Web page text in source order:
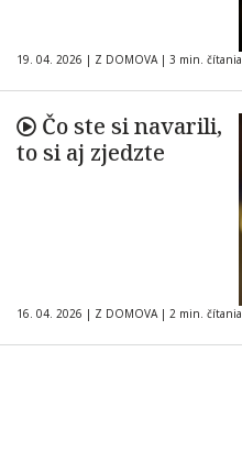
19. 04. 2026 | Z DOMOVA | 3 min. čítania
Čo ste si navarili,
to si aj zjedzte
16. 04. 2026 | Z DOMOVA | 2 min. čítania